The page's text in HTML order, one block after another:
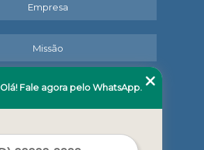
Empresa
Missão
Serviços
Olá! Fale agora pelo WhatsApp.